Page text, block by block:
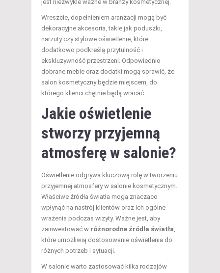
jest niezwykle ważne w branży kosmetycznej.
Wreszcie, dopełnieniem aranżacji mogą być
dekoracyjne akcesoria, takie jak poduszki,
narzuty czy stylowe oświetlenie, które
dodatkowo podkreślą przytulność i
ekskluzywność przestrzeni. Odpowiednio
dobrane meble oraz dodatki mogą sprawić, że
salon kosmetyczny będzie miejscem, do
którego klienci chętnie będą wracać.
Jakie oświetlenie
stworzy przyjemną
atmosferę w salonie?
Oświetlenie odgrywa kluczową rolę w tworzeniu
przyjemnej atmosfery w salonie kosmetycznym.
Właściwe źródła światła mogą znacząco
wpłynąć na nastrój klientów oraz ich ogólne
wrażenia podczas wizyty. Ważne jest, aby
zainwestować w różnorodne źródła światła,
które umożliwią dostosowanie oświetlenia do
różnych potrzeb i sytuacji.
W salonie warto zastosować kilka rodzajów